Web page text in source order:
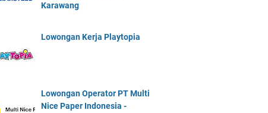
Karawang
Lowongan Kerja Playtopia
Lowongan Operator PT Multi
Nice Paper Indonesia -